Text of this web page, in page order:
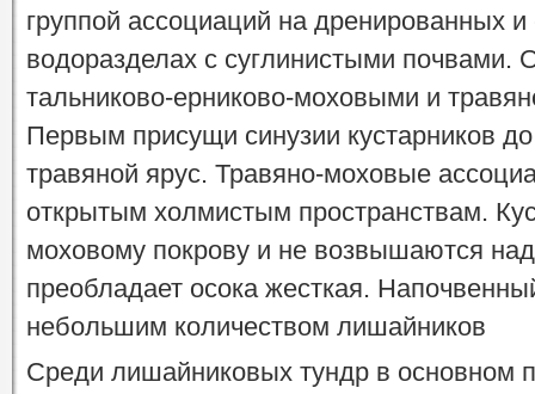
группой ассоциаций на дренированных
водоразделах с суглинистыми почвами.
тальниково-ерниково-моховыми и
Первым присущи синузии кустарников
травяной ярус. Травяно-моховые
открытым холмистым пространствам.
моховому покрову и не возвышаются
преобладает осока жесткая.
небольшим количеством лишайников
Среди лишайниковых тундр в основном